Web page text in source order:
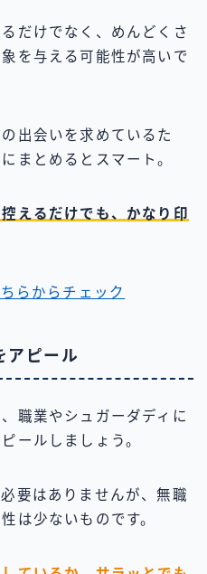
だけでなく、めんどくさ
を与える可能性が高いで
出会いを求めているた
まとめるとスマート。
えるだけでも、かなり印
らからチェック
アピール
職業やシュガーダディに
ールしましょう。
要はありませんが、無職
は少ないものです。